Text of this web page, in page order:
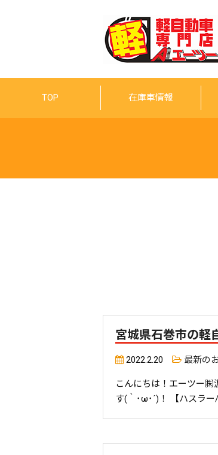
TOP 在庫車情報
宮城県石巻市の軽
2022.2.20 最新の
こんにちは！エーツー
す(｀･ω･´)！ 【ハスラ